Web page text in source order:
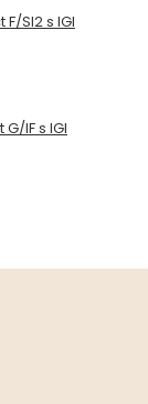
SI2 s IGI
IF s IGI